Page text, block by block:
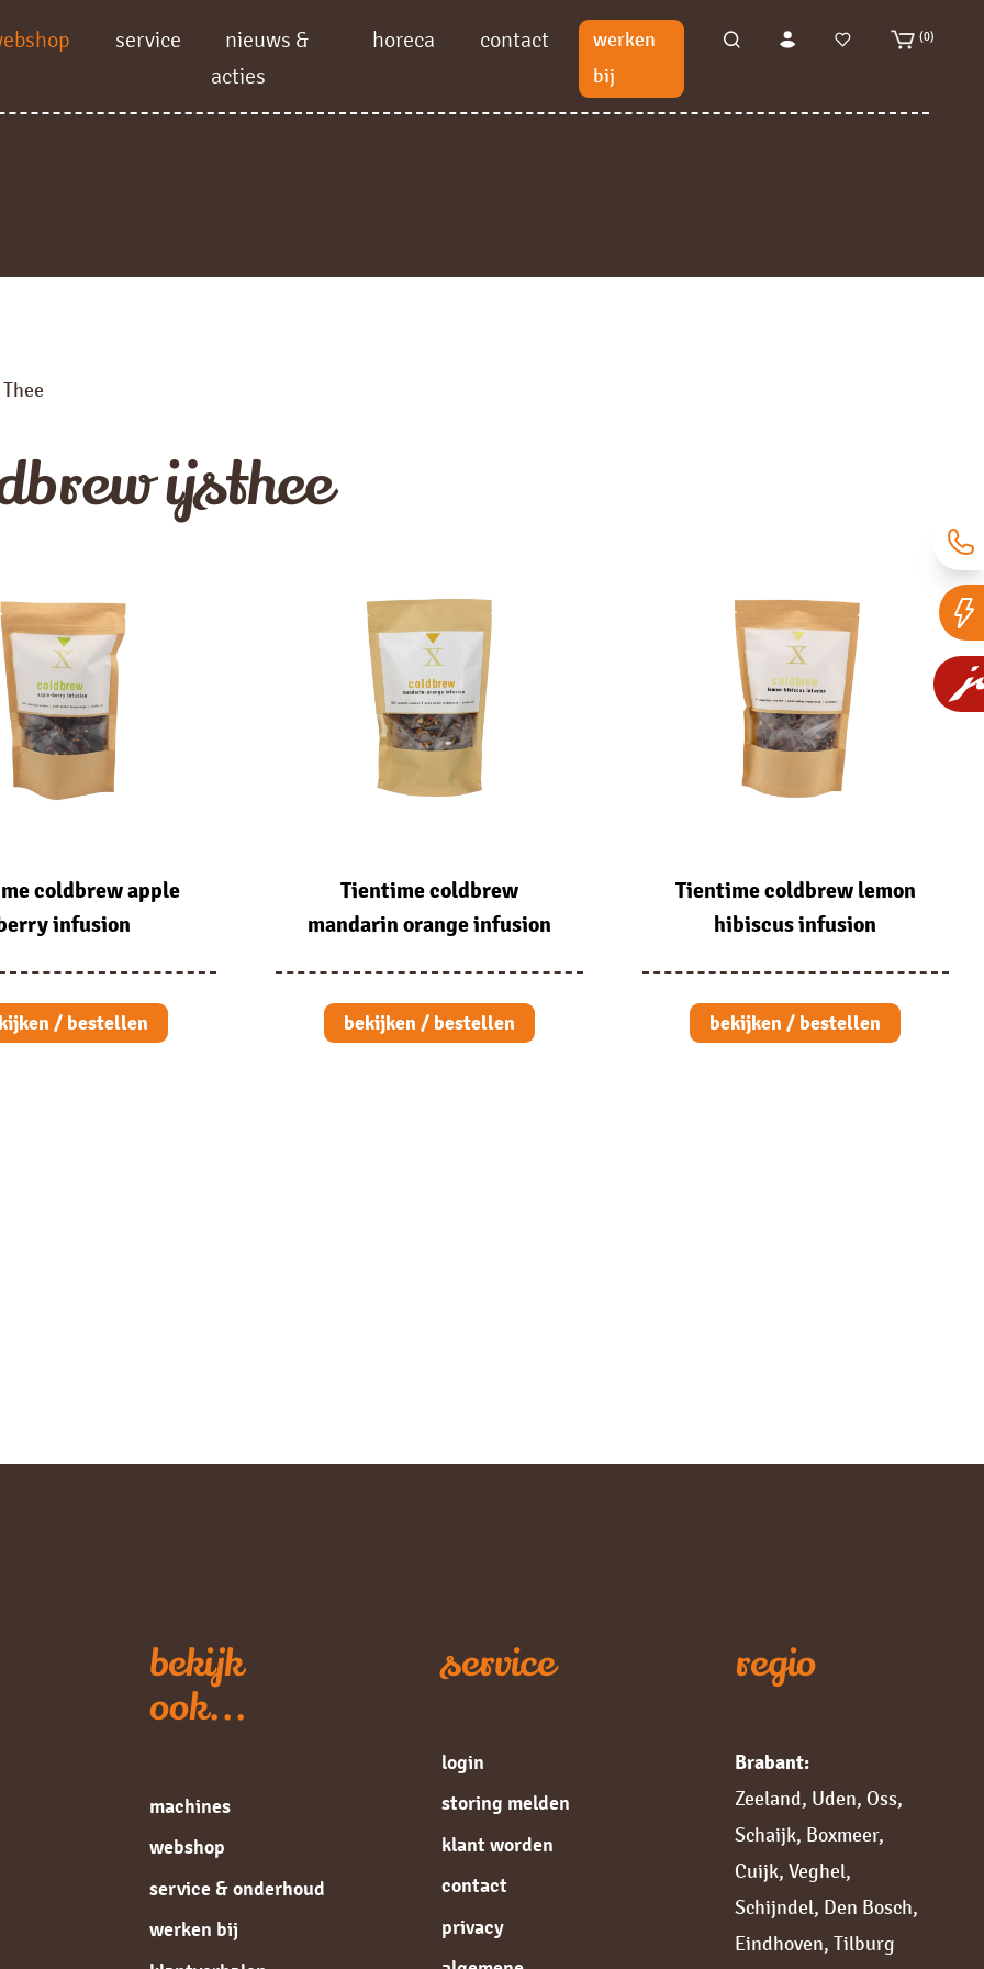
service
nieuws &
acties
horeca contact
werken
bij
(0)
Thee
ijsthee
coldbrew apple
infusion
/ bestellen
Tientime coldbrew
mandarin orange infusion
bekijken / bestellen
Tientime coldbrew lemon
hibiscus infusion
bekijken / bestellen
bekijk
ook...
machines
webshop
service & onderhoud
werken bij
service
login
storing melden
klant worden
contact
privacy
regio
Brabant:
Zeeland, Uden, Oss,
Schaijk, Boxmeer,
Cuijk, Veghel,
Schijndel, Den Bosch,
Eindhoven,Tilburg